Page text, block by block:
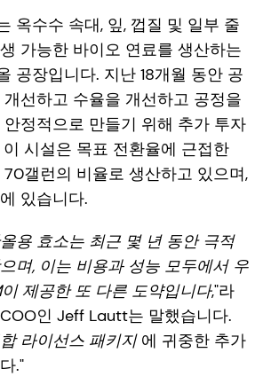
옥수수 속대, 잎, 껍질 및 일부 줄
가능한 바이오 연료를 생산하는
공장입니다. 지난 18개월 동안 공
선하고 수율을 개선하고 공정을
정적으로 만들기 위해 추가 투자
시설은 목표 전환율에 근접한
70갤런의 비율로 생산하고 있으며,
있습니다.
용 효소는 최근 몇 년 동안 극적
며, 이는 비용과 성능 모두에서 우
제공한 또 다른 도약입니다,"라
인 Jeff Lautt는 말했습니다.
라이선스 패키지에 귀중한 추가
."